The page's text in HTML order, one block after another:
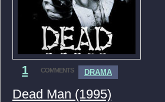
1 COMMENTS DRAMA
Dead Man (1995)